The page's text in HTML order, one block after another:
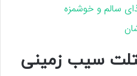
سالم و خوشمزه
سیب زمینی